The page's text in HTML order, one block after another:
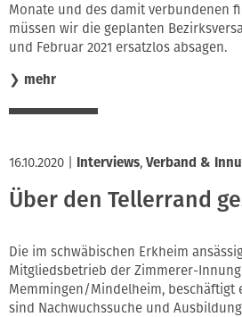
Monate und des damit verbundenen
müssen wir die geplanten
und Februar 2021 ersatzlos absagen.
❯ mehr
16.10.2020 Interviews, Verband &
Über den Tellerrand
Die im schwäbischen Erkheim
Mitgliedsbetrieb der Zimmerer-Innung
Memmingen/Mindelheim, beschäftigt
sind Nachwuchssuche und